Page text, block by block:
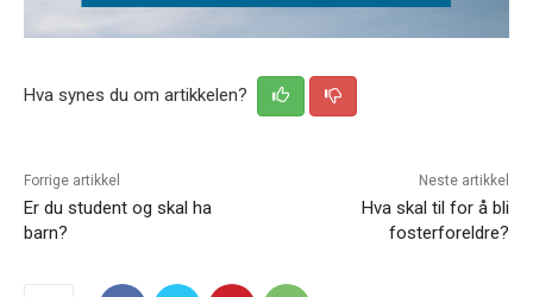
Hva synes du om artikkelen?
Forrige artikkel
Er du student og skal ha
barn?
Neste artikkel
Hva skal til for å bli
fosterforeldre?